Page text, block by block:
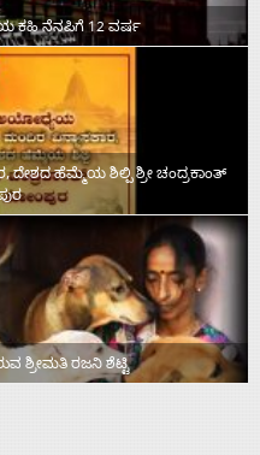
ಕಹಿ ನೆನಪಿಗೆ 12 ವರ್ಷ
ಹೆಮ್ಮೆಯ ಶಿಲ್ಪಿ ಶ್ರೀ ಚಂದ್ರಕಾಂತ್‌
ಶ್ರೀಮತಿ ರಜನಿ ಶೆಟ್ಟಿ